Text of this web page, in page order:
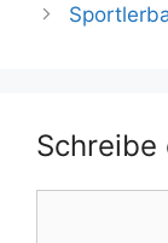
Schreibe